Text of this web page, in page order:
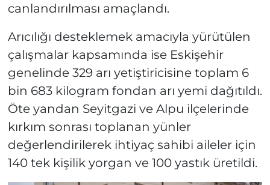
canlandırılması amaçlandı.
Arıcılığı desteklemek amacıyla yürütülen
çalışmalar kapsamında ise Eskişehir
genelinde 329 arı yetiştiricisine toplam 6
bin 683 kilogram fondan arı yemi dağıtıldı.
Öte yandan Seyitgazi ve Alpu ilçelerinde
kırkım sonrası toplanan yünler
değerlendirilerek ihtiyaç sahibi aileler için
140 tek kişilik yorgan ve 100 yastık üretildi.